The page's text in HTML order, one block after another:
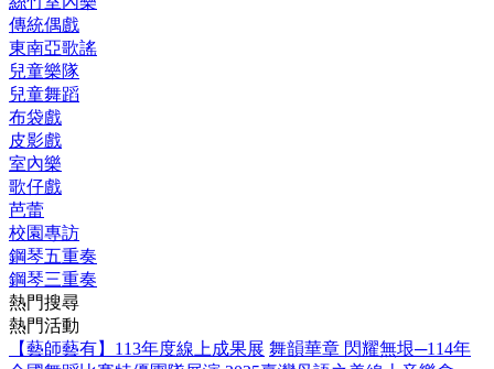
傳統偶戲
東南亞歌謠
兒童樂隊
兒童舞蹈
布袋戲
皮影戲
室內樂
歌仔戲
芭蕾
校園專訪
鋼琴五重奏
鋼琴三重奏
熱門搜尋
熱門活動
【藝師藝有】113年度線上成果展 舞韻華章 閃耀無垠─114年